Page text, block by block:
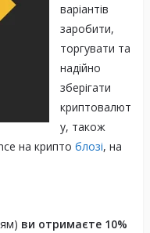
варіантів
заробити,
торгувати та
надійно
зберігати
криптовалют
у, також
на крипто блозі, на
ви отримаєте 10%